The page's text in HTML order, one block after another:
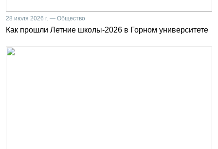
28 июля 2026 г. — Общество
Как прошли Летние школы-2026 в Горном университете